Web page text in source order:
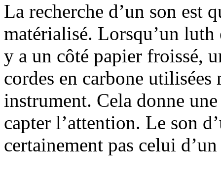
La recherche d’un son est
matérialisé. Lorsqu’un
y a un côté papier froissé,
cordes en carbone utilisées
instrument. Cela donne
capter l’attention. Le son
certainement pas celui